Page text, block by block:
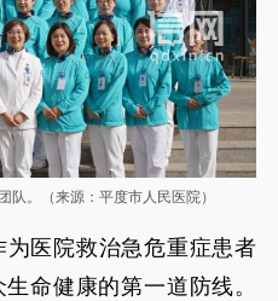
队。（来源：平度市人民医院）
医院救治急危重症患者
命健康的第一道防线。